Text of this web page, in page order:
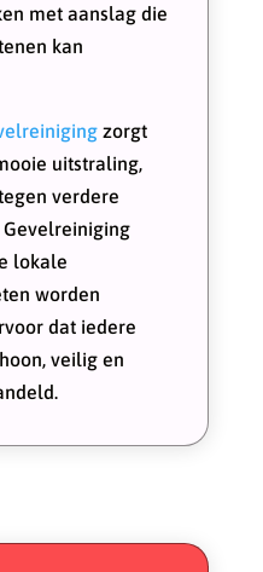
met aanslag die
kan
zorgt
uitstraling,
verdere
Gevelreiniging
lokale
worden
dat iedere
veilig en